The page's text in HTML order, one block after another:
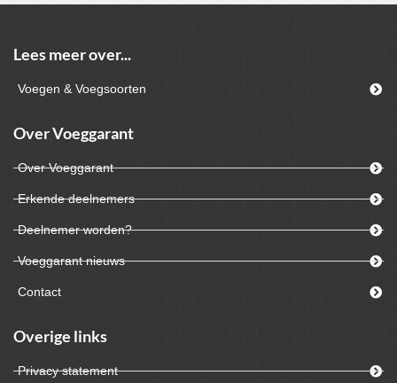
Lees meer over...
Voegen & Voegsoorten
Over Voeggarant
Over Voeggarant
Erkende deelnemers
Deelnemer worden?
Voeggarant nieuws
Contact
Overige links
Privacy statement